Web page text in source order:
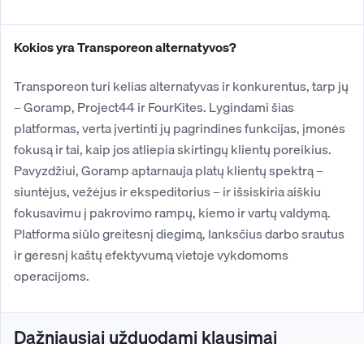
Dažniausiai užduodami klausimai
Kokios yra Transporeon alternatyvos?
Transporeon turi kelias alternatyvas ir konkurentus, tarp jų
– Goramp, Project44 ir FourKites. Lygindami šias
platformas, verta įvertinti jų pagrindines funkcijas, įmonės
fokusą ir tai, kaip jos atliepia skirtingų klientų poreikius.
Pavyzdžiui, Goramp aptarnauja platų klientų spektrą –
siuntėjus, vežėjus ir ekspeditorius – ir išsiskiria aiškiu
fokusavimu į pakrovimo rampų, kiemo ir vartų valdymą.
Platforma siūlo greitesnį diegimą, lanksčius darbo srautus
ir geresnį kaštų efektyvumą vietoje vykdomoms
operacijoms.